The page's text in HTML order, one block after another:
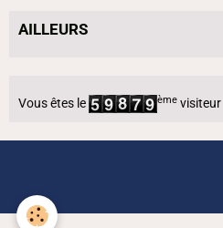
AILLEURS
Vous êtes le ème visiteur